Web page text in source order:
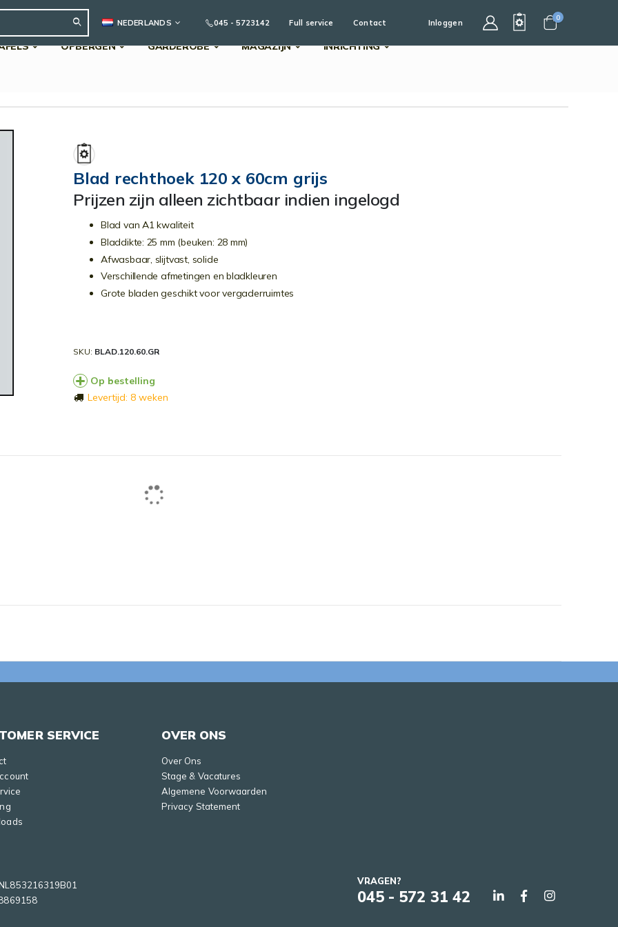
Search
TAALNEDERLANDS 045 - 5723142 Full service Contact Inloggen
Cart
0
OPBERGEN GARDEROBE MAGAZIJN INRICHTING
Blad rechthoek 120 x 60cm grijs
Prijzen zijn alleen zichtbaar indien ingelogd
Blad van A1 kwaliteit
Bladdikte: 25 mm (beuken: 28 mm)
Afwasbaar, slijtvast, solide
Verschillende afmetingen en bladkleuren
Grote bladen geschikt voor vergaderruimtes
SKU BLAD.120.60.GR
Op bestelling
Levertijd: 8 weken
SERVICE OVER ONS
Over Ons
Stage & Vacatures
Algemene Voorwaarden
Privacy Statement
VRAGEN?
045 - 572 31 42